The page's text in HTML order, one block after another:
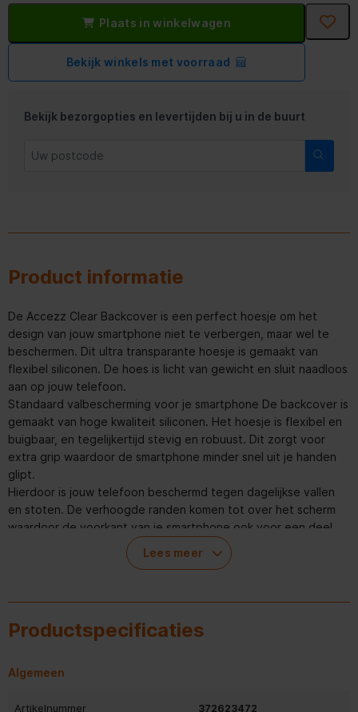
Plaats in winkelwagen
Bekijk winkels met voorraad
Bekijk bezorgopties en levertijden bij u in de buurt
Product informatie
De Accezz Clear Backcover is een perfect hoesje om het
design van jouw smartphone niet te verbergen, maar wel te
beschermen. Dit ultra transparante hoesje is gemaakt van
flexibel siliconen. De hoes is licht van gewicht en sluit naadloos
aan op jouw telefoon.
Standaard valbescherming voor je smartphone De backcover is
gemaakt van hoge kwaliteit siliconen. Het hoesje is flexibel en
buigbaar, en tegelijkertijd stevig en robuust. Dit zorgt voor
extra grip waardoor de smartphone minder snel uit je handen
glipt.
Hierdoor is jouw telefoon beschermd tegen dagelijkse vallen
en stoten. De verhoogde randen komen tot over het scherm
waardoor de voorkant van je smartphone ook voor een deel
beschermd is. Optimale pasvorm Het design van jouw
smartphone blijft volledig zichtbaar door het ultra transparante
hoesje amper merkbaar om de telefoon. Het hoesje is
Ook zijn alle poorten, camera’s en knoppen vrij om te
telefoon draadloos opladen? Dan werkt dit nog steeds
Lees meer
Productspecificaties
Algemeen
Artikelnummer 372623472